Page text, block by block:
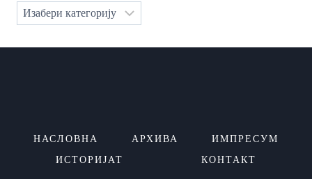
Категорије
НАСЛОВНА АРХИВА ИМПРЕСУМ
ИСТОРИЈАТ КОНТАКТ